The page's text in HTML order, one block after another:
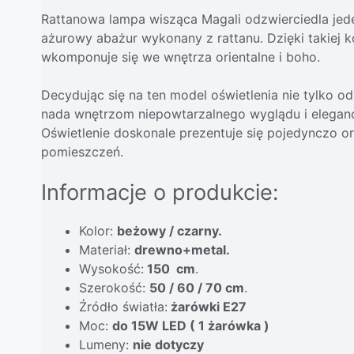
Rattanowa lampa wisząca Magali odzwierciedla
ażurowy abażur wykonany z rattanu. Dzięki takiej
wkomponuje się we wnętrza orientalne i boho.
Decydując się na ten model oświetlenia nie tylko
nada wnętrzom niepowtarzalnego wyglądu i
Oświetlenie doskonale prezentuje się pojedynczo
pomieszczeń.
Informacje o produkcie:
Kolor: beżowy / czarny.
Materiał: drewno+metal.
Wysokość: 150 cm.
Szerokość: 50 / 60 / 70 cm.
Źródło światła: żarówki E27
Moc: do 15W LED ( 1 żarówka )
Lumeny: nie dotyczy